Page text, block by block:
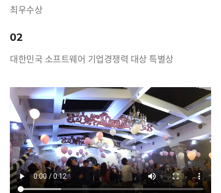
최우수상
02
대한민국 소프트웨어 기업경쟁력 대상 특별상
17